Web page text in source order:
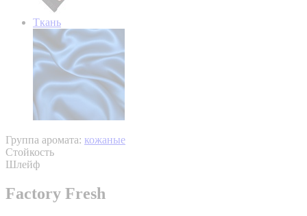
Ткань
Группа аромата: кожаные
Стойкость
Шлейф
Factory Fresh